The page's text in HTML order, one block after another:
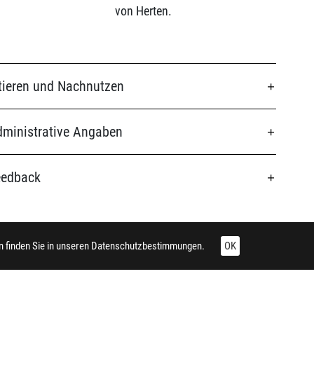
von Herten.
und Nachnutzen
Angaben
finden Sie in unseren Datenschutzbestimmungen. OK